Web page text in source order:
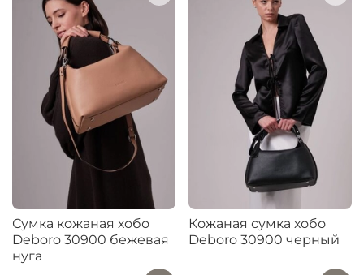
Сумка кожаная хобо
Deboro 30900 бежевая
нуга
Кожаная сумка хобо
Deboro 30900 черный